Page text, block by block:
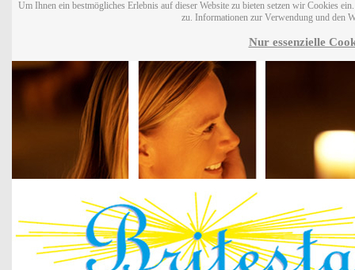
Um Ihnen ein bestmögliches Erlebnis auf dieser Website zu bieten setzen wir Cookies
zu. Informationen zur Verwendung und den
Nur essenzielle